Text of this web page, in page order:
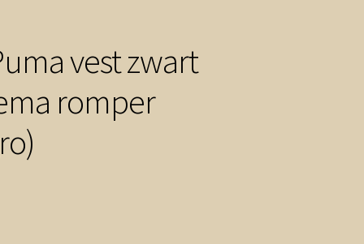
vest zwart
romper